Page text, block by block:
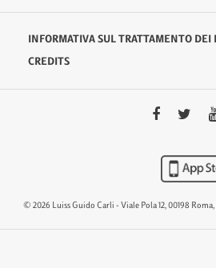
INFORMATIVA SUL TRATTAMENTO DEI
CREDITS
© 2026 Luiss Guido Carli - Viale Pola 12, 00198